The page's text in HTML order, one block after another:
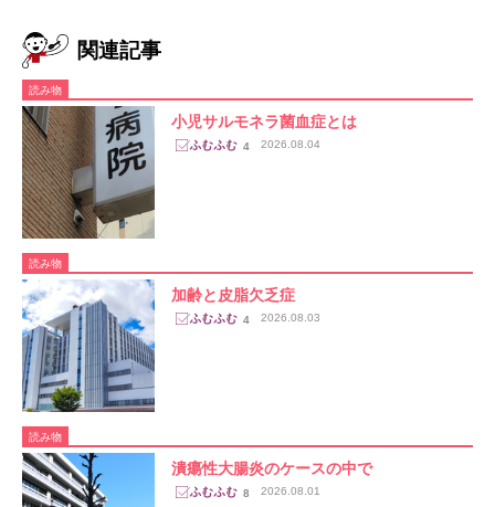
関連記事
読み物
小児サルモネラ菌血症とは
4 2026.08.04
読み物
加齢と皮脂欠乏症
4 2026.08.03
読み物
潰瘍性大腸炎のケースの中で
8 2026.08.01